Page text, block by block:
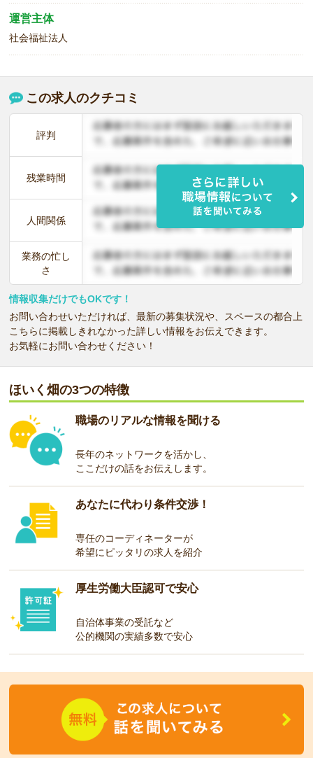
運営主体
社会福祉法人
この求人のクチコミ
評判
残業時間
人間関係
業務の忙し
さ
情報収集だけでもOKです！
お問い合わせいただければ、最新の募集状況や、スペースの都合上
こちらに掲載しきれなかった詳しい情報をお伝えできます。
お気軽にお問い合わせください！
ほいく畑の3つの特徴
職場のリアルな情報を聞ける
長年のネットワークを活かし、
ここだけの話をお伝えします。
あなたに代わり条件交渉！
専任のコーディネーターが
希望にピッタリの求人を紹介
厚生労働大臣認可で安心
自治体事業の受託など
公的機関の実績多数で安心